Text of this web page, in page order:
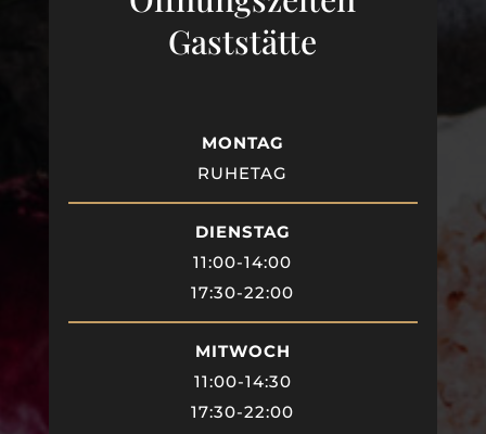
Gaststätte
MONTAG
RUHETAG
DIENSTAG
11:00-14:00
17:30-22:00
MITWOCH
11:00-14:30
17:30-22:00